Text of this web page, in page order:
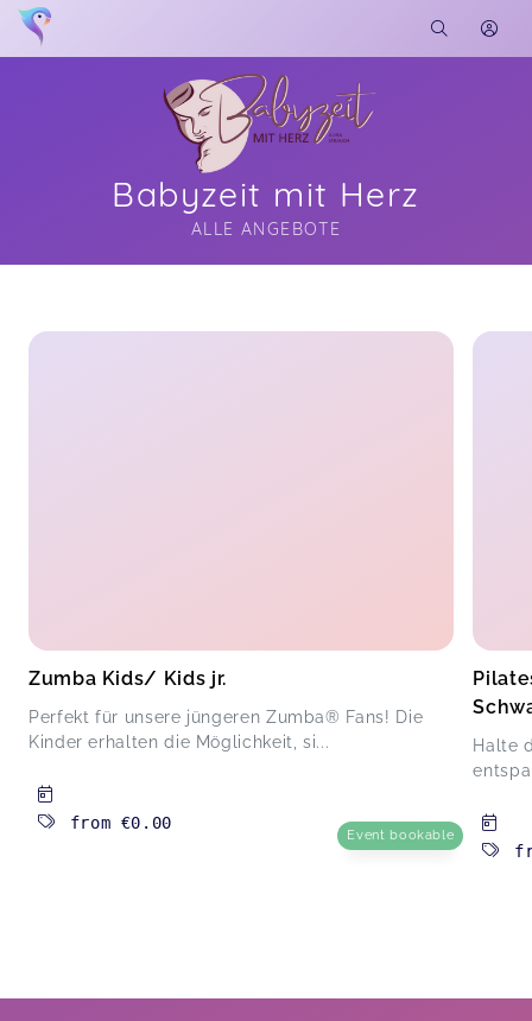
Babyzeit mit Herz
ALLE ANGEBOTE
Zumba Kids/ Kids jr.
Perfekt für unsere jüngeren Zumba® Fans! Die
Kinder erhalten die Möglichkeit, si...
from €0.00
Event bookable
Halte